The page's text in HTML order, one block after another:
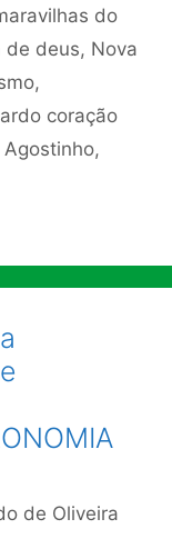
do
de deus, Nova
,
coração
Agostinho,
de Oliveira